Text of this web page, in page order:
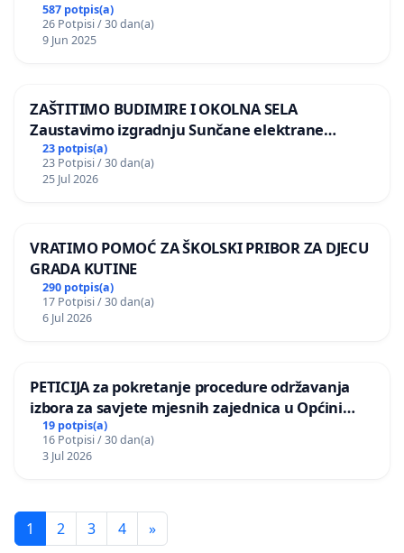
587 potpis(a)
26 Potpisi / 30 dan(a)
9 Jun 2025
ZAŠTITIMO BUDIMIRE I OKOLNA SELA
Zaustavimo izgradnju Sunčane elektrane
Vedrine na području Ugljana
23 potpis(a)
23 Potpisi / 30 dan(a)
25 Jul 2026
VRATIMO POMOĆ ZA ŠKOLSKI PRIBOR ZA DJECU
GRADA KUTINE
290 potpis(a)
17 Potpisi / 30 dan(a)
6 Jul 2026
PETICIJA za pokretanje procedure održavanja
izbora za savjete mjesnih zajednica u Općini
Bugojno
19 potpis(a)
16 Potpisi / 30 dan(a)
3 Jul 2026
1 2 3 4 »